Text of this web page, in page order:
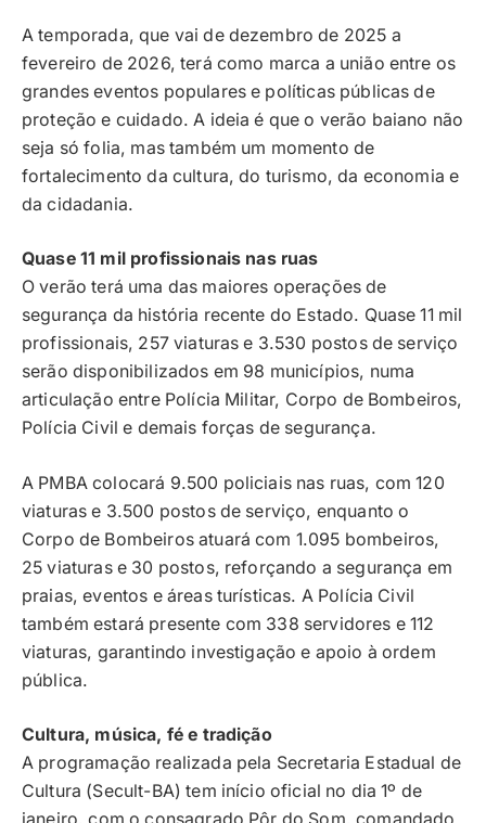
A temporada, que vai de dezembro de 2025 a
fevereiro de 2026, terá como marca a união entre os
grandes eventos populares e políticas públicas de
proteção e cuidado. A ideia é que o verão baiano não
seja só folia, mas também um momento de
fortalecimento da cultura, do turismo, da economia e
da cidadania.
Quase 11 mil profissionais nas ruas
O verão terá uma das maiores operações de
segurança da história recente do Estado. Quase 11 mil
profissionais, 257 viaturas e 3.530 postos de serviço
serão disponibilizados em 98 municípios, numa
articulação entre Polícia Militar, Corpo de Bombeiros,
Polícia Civil e demais forças de segurança.
A PMBA colocará 9.500 policiais nas ruas, com 120
viaturas e 3.500 postos de serviço, enquanto o
Corpo de Bombeiros atuará com 1.095 bombeiros,
25 viaturas e 30 postos, reforçando a segurança em
praias, eventos e áreas turísticas. A Polícia Civil
também estará presente com 338 servidores e 112
viaturas, garantindo investigação e apoio à ordem
pública.
Cultura, música, fé e tradição
A programação realizada pela Secretaria Estadual de
Cultura (Secult-BA) tem início oficial no dia 1º de